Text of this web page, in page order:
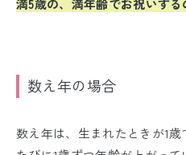
満5歳の、満年齢でお祝いする
数え年の場合
数え年は、生まれたときが1歳